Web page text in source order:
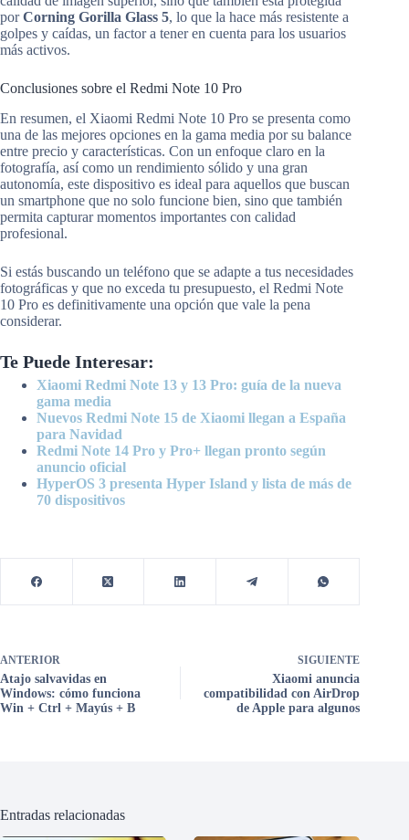
porCorning Gorilla Glass 5, lo que la hace más resistente a
golpes y caídas, un factor a tener en cuenta para los usuarios
más activos.
Conclusiones sobre el Redmi Note 10 Pro
En resumen, el Xiaomi Redmi Note 10 Pro se presenta como
una de las mejores opciones en la gama media por su balance
entre precio y características. Con un enfoque claro en la
fotografía, así como un rendimiento sólido y una gran
autonomía, este dispositivo es ideal para aquellos que buscan
un smartphone que no solo funcione bien, sino que también
permita capturar momentos importantes con calidad
profesional.
Si estás buscando un teléfono que se adapte a tus necesidades
fotográficas y que no exceda tu presupuesto, el Redmi Note
10 Pro es definitivamente una opción que vale la pena
considerar.
Te Puede Interesar:
Xiaomi Redmi Note 13 y 13 Pro: guía de la nueva
gama media
Nuevos Redmi Note 15 de Xiaomi llegan a España
para Navidad
Redmi Note 14 Pro y Pro+ llegan pronto según
anuncio oficial
HyperOS 3 presenta Hyper Island y lista de más de
70 dispositivos
ANTERIOR
Atajo salvavidas en
Windows: cómo funciona
Win + Ctrl + Mayús + B
SIGUIENTE
Xiaomi anuncia
compatibilidad con AirDrop
de Apple para algunos
Entradas relacionadas